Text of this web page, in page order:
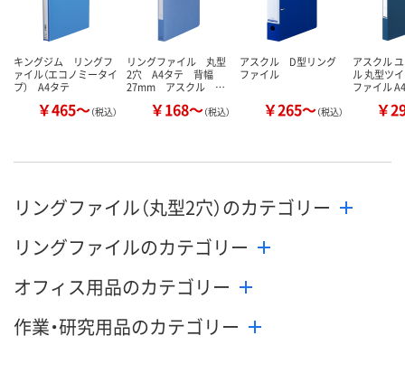
キングジム リングフ
ァイル（エコノミータイ
プ） A4タテ
￥465～（税込）
リングファイル 丸型
2穴 A4タテ 背幅
27mm アスクル …
￥168～（税込）
アスクル D型リング
ファイル
￥265～（税込）
アスクル
ル 丸型ツ
ファイル
￥
リングファイル（丸型2穴）のカテゴリー
リングファイルのカテゴリー
オフィス用品のカテゴリー
作業・研究用品のカテゴリー